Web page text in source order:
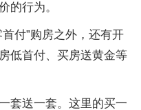
的行为。
付”购房之外，还有开
低首付、买房送黄金等
套送一套。这里的买一